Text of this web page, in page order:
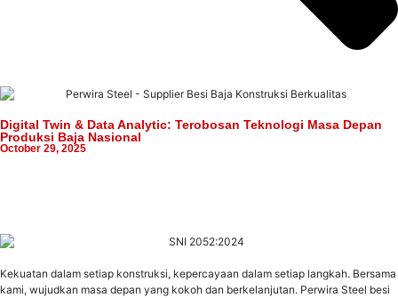
Digital Twin & Data Analytic: Terobosan Teknologi Masa Depan
Produksi Baja Nasional
October 29, 2025
Kekuatan dalam setiap konstruksi, kepercayaan dalam setiap langkah. Bersama
kami, wujudkan masa depan yang kokoh dan berkelanjutan. Perwira Steel besi